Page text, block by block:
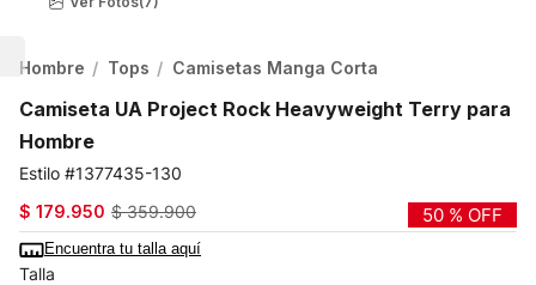
Hombre Tops Camisetas Manga Corta
Camiseta UA Project Rock Heavyweight Terry para
Hombre
1377435-130
$ 179.950 $ 359.900 50 % OFF
Encuentra tu talla aquí
Talla